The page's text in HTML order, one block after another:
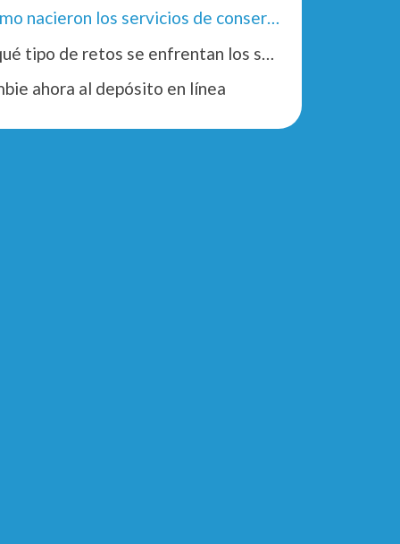
¿Cómo nacieron los servicios de conserjería y qué necesidad cubren?
¿A qué tipo de retos se enfrentan los servicios de conserjería?
ahora al depósito en línea